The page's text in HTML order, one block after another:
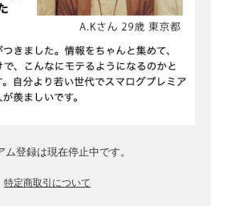
ム登録は現在停止中です。
特定商取引について